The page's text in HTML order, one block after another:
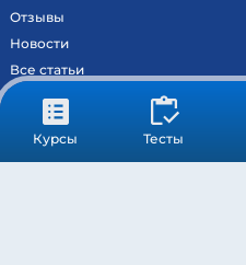
Курсы Тесты
Отзывы
Новости
Все статьи
Контакты
Вход на образовательный портал
Сведения